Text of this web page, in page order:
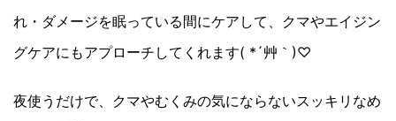
れ・ダメージを眠っている間にケアして、クマやエイジン
グケアにもアプローチしてくれます( *´艸｀)♡
夜使うだけで、クマやむくみの気にならないスッキリなめ